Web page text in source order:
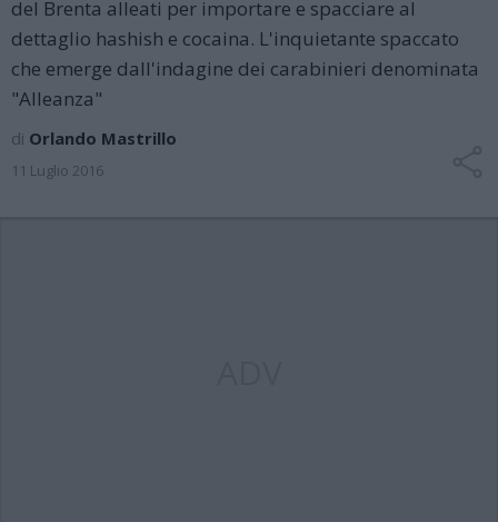
del Brenta alleati per importare e spacciare al
dettaglio hashish e cocaina. L'inquietante spaccato
che emerge dall'indagine dei carabinieri denominata
"Alleanza"
di Orlando Mastrillo
11 Luglio 2016